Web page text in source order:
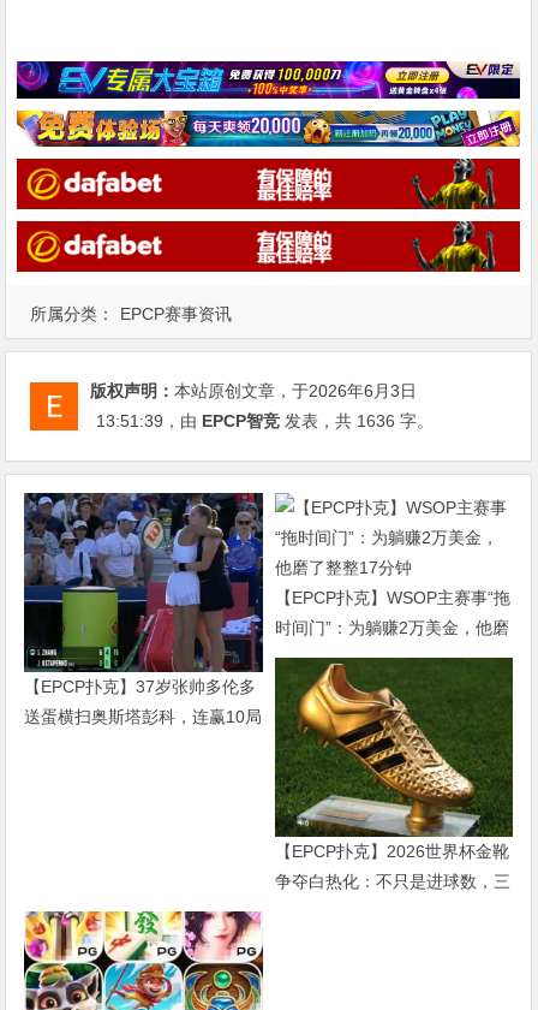
所属分类： EPCP赛事资讯
版权声明：本站原创文章，于2026年6月3日
13:51:39 ，由 EPCP智竞 发表，共 1636 字。
【EPCP扑克】37岁张帅多伦多
送蛋横扫奥斯塔彭科，连赢10局
【EPCP扑克】WSOP主赛事“拖
时间门”：为躺赚2万美金，他磨
了整整17分钟
【EPCP扑克】2026世界杯金靴
争夺白热化：不只是进球数，三